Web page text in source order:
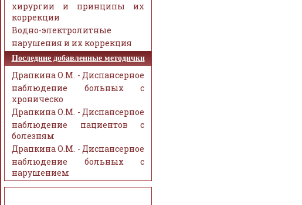
хирургии и принципы их
коррекции
Водно-электролитные
нарушения и их коррекция
Последние добавленные методички
Драпкина О.М. - Диспансерное
наблюдение больных с
хроническо
Драпкина О.М. - Диспансерное
наблюдение пациентов с
болезням
Драпкина О.М. - Диспансерное
наблюдение больных с
нарушением